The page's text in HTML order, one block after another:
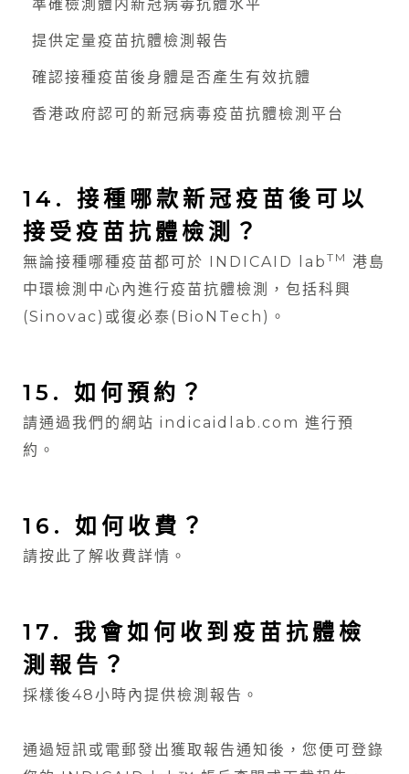
準確檢測體内新冠病毒抗體水平
提供定量疫苗抗體檢測報告
確認接種疫苗後身體是否產生有效抗體
香港政府認可的新冠病毒疫苗抗體檢測平台
14. 接種哪款新冠疫苗後可以
接受疫苗抗體檢測？
無論接種哪種疫苗都可於 INDICAID lab TM 港島
中環檢測中心內進行疫苗抗體檢測，包括科興
(Sinovac)或復必泰(BioNTech)。
15. 如何預約？
請通過我們的網站 indicaidlab.com 進行預
約。
16. 如何收費？
請按此了解收費詳情。
17. 我會如何收到疫苗抗體檢
測報告？
採樣後48小時內提供檢測報告。
通過短訊或電郵發出獲取報告通知後，您便可登錄